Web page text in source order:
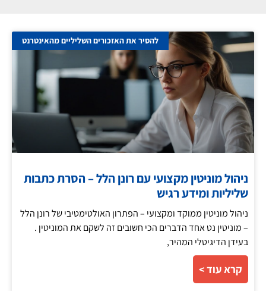
להסיר את האזכורים השליליים מהאינטרנט
ניהול מוניטין מקצועי עם רונן הלל – הסרת כתבות
שליליות ומידע רגיש
ניהול מוניטין ממוקד ומקצועי – הפתרון האולטימטיבי של רונן הלל
– מוניטין נט אחד הדברים הכי חשובים זה לשקם את המוניטין .
בעידן הדיגיטלי המהיר,
קרא עוד >